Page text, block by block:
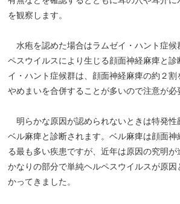
を観察します。
水疱を認めた場合はラムゼイ・ハント症候
ペスウイルスにより生じる顔面神経麻痺と
イ・ハント症候群は、顔面神経麻痺の約２
やめまいを合併することが多いので注意が必
明らかな原因が認められないときは特発性
ベル麻痺と診断されます。ベル麻痺は顔面
る最も多い疾患ですが、近年は原因の究明
かなりの部分で単純ヘルペスウイルスが原
かってきました。